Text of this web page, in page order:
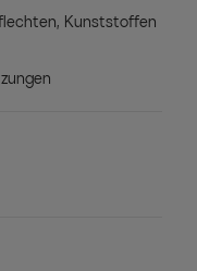
Kunststoffen